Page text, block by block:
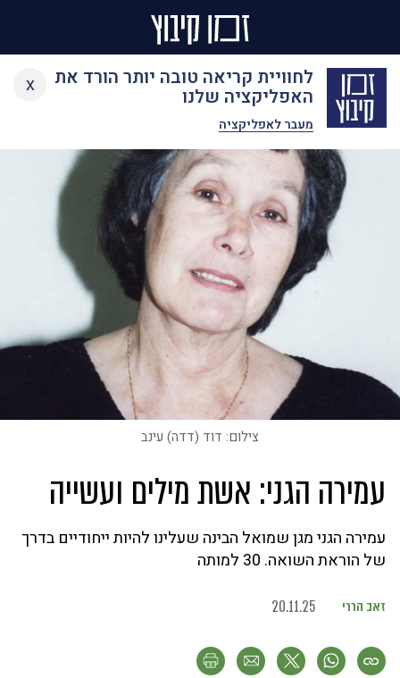
לחוויית קריאה טובה יותר הורד את
האפליקציה שלנו
מעבר לאפליקציה
x
Skip
content
צילום: דוד (דדה) עינב
עמירה הגני: אשת מילים ועשייה
עמירה הגני מגן שמואל הבינה שעלינו להיות ייחודיים בדרך
של הוראת השואה. 30 למותה
זאב הררי 20.11.25